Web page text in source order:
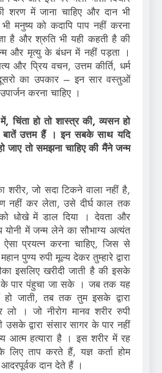
में जाना चाहिए और दान भी
मनुष्य को कदापि पाप नहीं करना
है और श्रुति भी यही कहती है की
और मृत्यु के बंधन में नहीं पड़ता ।
और प्रिय वचन, उत्तम कीर्ति, धर्म
का उपकार – इन सार वस्तुओं
करना चाहिए ।
चिंता हो तो शास्त्र की, व्यसन हो
उत्तम हैं । इन सबके साथ यदि
जाए तो समझना चाहिए की मैंने जन्म
शरीर, जो सदा टिकने वाला नहीं है,
नहीं कर लेता, उसे दीर्घ काल तक
धोखे में डाल दिया । देवता और
में जन्म लेने का सौभाग्य अत्यंत
प्रयत्न करना चाहिए, जिस से
पुण्य रुपी मूल्य देकर तुम्हारे द्वारा
इसलिए खरीदी जाती है की इसके
के पार पंहुचा जा सके । जब तक यह
हो जाती, तब तक तुम इसके द्वारा
। जो नीरोग मानव शरीर रुपी
उसके द्वारा संसार सागर के पार नहीं
आत्म हत्यारा है । इस शरीर में रह
ताप करते हैं, यज्ञ कर्ता होम
दान देते हैं ।